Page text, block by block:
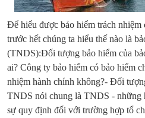
Để hiểu được bảo hiểm trách nhiệm
trước hết chúng ta hiểu thế nào là
(TNDS):Đối tượng bảo hiểm của
ai? Công ty bảo hiểm có bảo hiểm
nhiệm hành chính không?- Đối
TNDS nói chung là TNDS - những
sự quy định đối với trường hợp tổ